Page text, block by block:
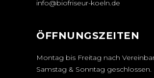
info@biofriseur-koeln.de
ÖFFNUNGSZEITEN
Montag bis Freitag nach
Samstag & Sonntag geschlossen.